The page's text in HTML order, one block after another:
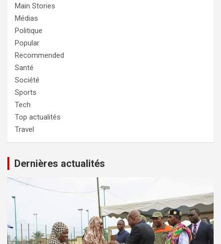
Main Stories
Médias
Politique
Popular
Recommended
Santé
Société
Sports
Tech
Top actualités
Travel
Dernières actualités